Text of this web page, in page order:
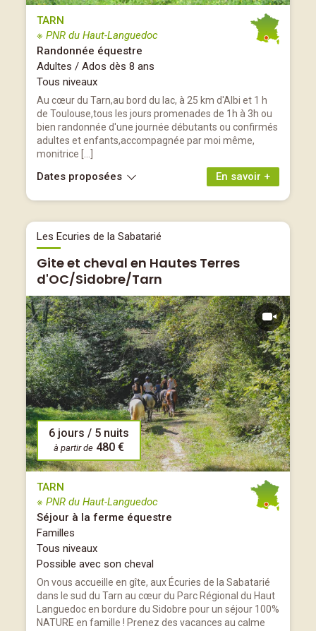
TARN
※ PNR du Haut-Languedoc
Randonnée équestre
Adultes / Ados dès 8 ans
Tous niveaux
Au cœur du Tarn,au bord du lac, à 25 km d'Albi et 1 h
de Toulouse,tous les jours promenades de 1h à 3h ou
bien randonnée d'une journée débutants ou confirmés
adultes et enfants,accompagnée par moi même,
monitrice […]
En savoir +
Dates proposées
Les Ecuries de la Sabatarié
Gite et cheval en Hautes Terres
d'OC/Sidobre/Tarn
6 jours / 5 nuits
à partir de 480 €
TARN
※ PNR du Haut-Languedoc
Séjour à la ferme équestre
Familles
Tous niveaux
Possible avec son cheval
On vous accueille en gîte, aux Écuries de la Sabatarié
dans le sud du Tarn au cœur du Parc Régional du Haut
Languedoc en bordure du Sidobre pour un séjour 100%
NATURE en famille ! Prenez des vacances au calme